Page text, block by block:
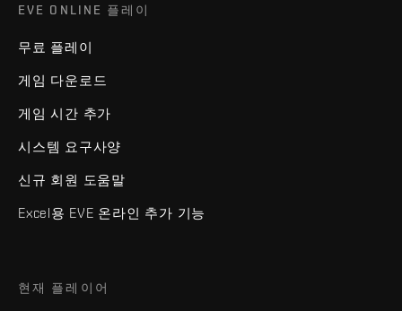
EVE ONLINE 플레이
무료 플레이
게임 다운로드
게임 시간 추가
시스템 요구사양
신규 회원 도움말
Excel용 EVE 온라인 추가 기능
현재 플레이어